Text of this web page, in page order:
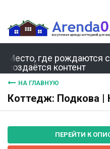
Место, где рождаются
создаётся контент
НА ГЛАВНУЮ
Коттедж: Подкова |
ПЕРЕЙТИ К